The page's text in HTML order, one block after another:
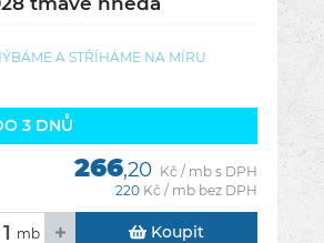
A STŘÍHÁME NA MÍRU
3 DNŮ
266,20 Kč / mb s DPH
220 Kč / mb bez DPH
mb Koupit